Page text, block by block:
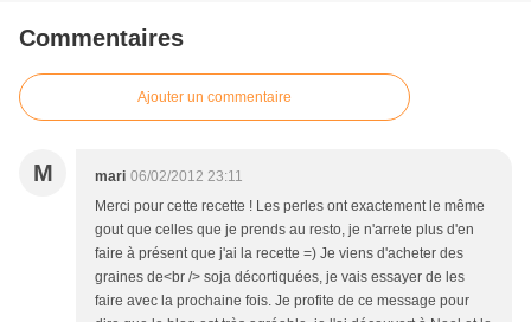
Commentaires
Ajouter un commentaire
M mari 06/02/2012 23:11
Merci pour cette recette ! Les perles ont exactement le même
gout que celles que je prends au resto, je n'arrete plus d'en
faire à présent que j'ai la recette =) Je viens d'acheter des
graines de<br /> soja décortiquées, je vais essayer de les
faire avec la prochaine fois. Je profite de ce message pour